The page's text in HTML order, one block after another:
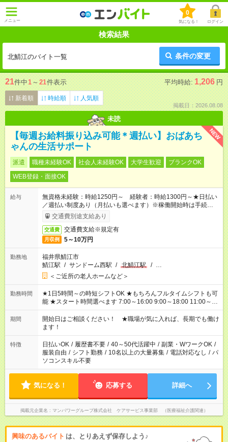
メニュー
0
気になる！ ログイン
検索結果
北鯖江のバイト一覧 条件の変更
21件中1 ～ 21件表示 平均時給: 1,206 円
新着順 時給順 人気順
掲載日：2026.08.08
未読
NEW
【毎週お給料振り込み可能＊週払い】おばあち
ゃんの生活サポート
派遣 職種未経験OK 社会人未経験OK 大学生歓迎
ブランクOK
WEB登録・面接OK
給与
無資格未経験：時給1250円～ 経験者：時給1300円～★日払い
／週払い制度あり（月払いも選べます）※稼働開始時は手続き完
了次第のお支払いとなります。
交通費別途支給あり
交通費 交通費支給※規定有
月収例 5～10万円
勤務地
福井県鯖江市
鯖江駅 / サンドーム西駅 / 北鯖江駅 / …
＜ご近所の老人ホームなど＞
勤務時間
★1日5時間～の時短シフトOK ★もちろんフルタイムシフトも可
能 ★スタート時間選べます 7:00～16:00 9:00～18:00 11:00～
20:00 など 残業なし！ ※Wワークの場合、他のお仕事と合わせ
週40時間超の就業はご案内できません ※法令に基づき、週20時
間以上勤務は社会保険への加入対象となります ※労働者派遣法
（日雇い派遣の原則禁止）により、短時間・短期間の就業はご
案内が難しい場合があります
期間
開始日はご相談ください！ ★職場が気に入れば、長期でも働け
ます！
特徴 日払いOK / 履歴書不要 / 40～50代活躍中 / 副業・WワークOK /
服装自由 / シフト勤務 / 10名以上の大量募集 / 電話対応なし / パ
ソコンスキル不要
気になる！ 応募する 詳細へ
掲載元企業名 マンパワーグループ株式会社 ケアサービス事業部 （医療福祉介護関連）
興味のあるバイト は、とりあえず保存しよう♪